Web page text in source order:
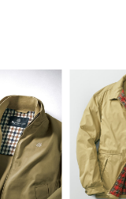
その他
おすすめブラ
ザ･ノース･フ